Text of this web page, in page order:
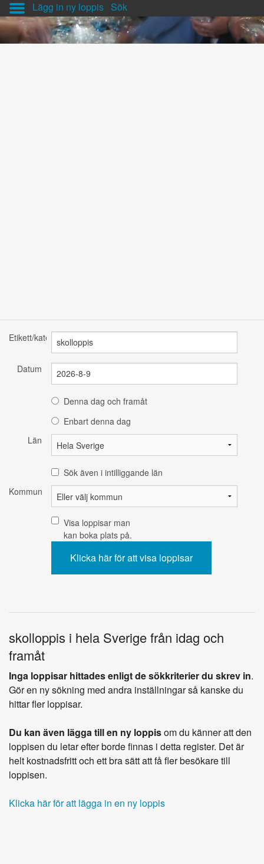
Lägg in ny loppis Sök
Etikett/kategori
Datum
Denna dag och framåt
Enbart denna dag
Län
Sök även i intilliggande län
Kommun
Visa loppisar man
kan boka plats på.
skolloppis i hela Sverige från idag och
framåt
Inga loppisar hittades enligt de sökkriterier du skrev in.
Gör en ny sökning med andra inställningar så kanske du
hittar fler loppisar.
Du kan även lägga till en ny loppisom du känner att den
loppisen du letar efter borde finnas i detta register. Det är
helt kostnadsfritt och ett bra sätt att få fler besökare till
loppisen.
Klicka här för att lägga in en ny loppis